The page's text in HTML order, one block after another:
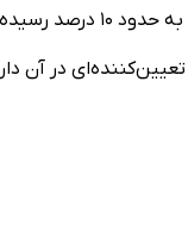
برآوردها نشان می‌دهد سهم تجارت
در آن